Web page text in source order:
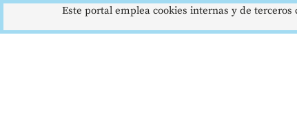
Este portal emplea cookies internas y de